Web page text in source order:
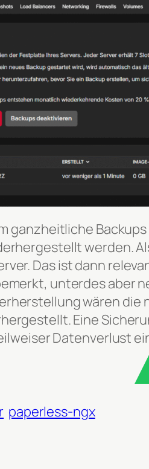
ganzheitliche
werden.
Das ist dann
unterdes aber
wären die
Eine
Datenverlust
paperless-ngx